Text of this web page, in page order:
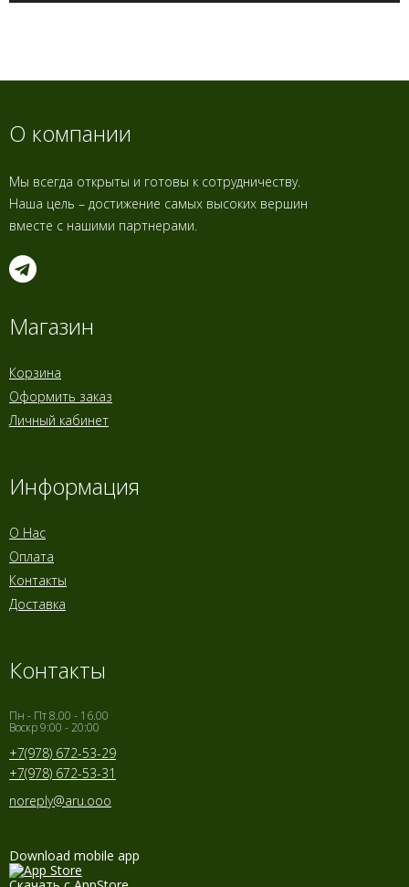
О компании
Мы всегда открыты и готовы к сотрудничеству.
Наша цель – достижение самых высоких вершин
вместе с нашими партнерами.
Магазин
Корзина
Оформить заказ
Личный кабинет
Информация
О Нас
Оплата
Контакты
Доставка
Контакты
Пн - Пт 8.00 - 16.00
Воскр 9:00 - 20:00
+7(978) 672-53-29
+7(978) 672-53-31
noreply@aru.ooo
Download mobile app